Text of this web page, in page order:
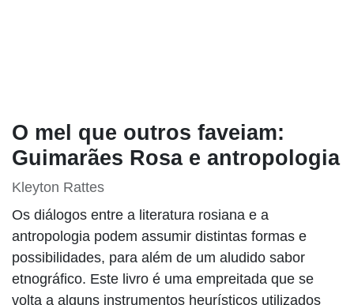
O mel que outros faveiam:
Guimarães Rosa e
antropologia
Kleyton Rattes
Os diálogos entre a literatura rosiana e a
antropologia podem assumir distintas formas
e possibilidades, para além de um aludido